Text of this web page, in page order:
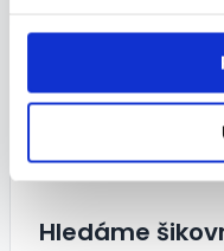
TOP
Hledáme